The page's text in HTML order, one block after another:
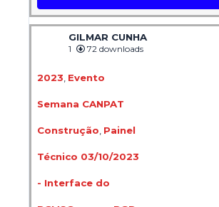
GILMAR CUNHA
1 72 downloads
2023 Evento
Semana CANPAT
Construção Painel
Técnico 03/10/2023
- Interface do